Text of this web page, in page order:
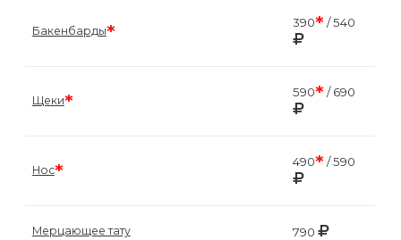
Бакенбарды* 390*/ 540
Щеки* 590*/ 690
Нос* 490*/ 590
Мерцающее тату 790